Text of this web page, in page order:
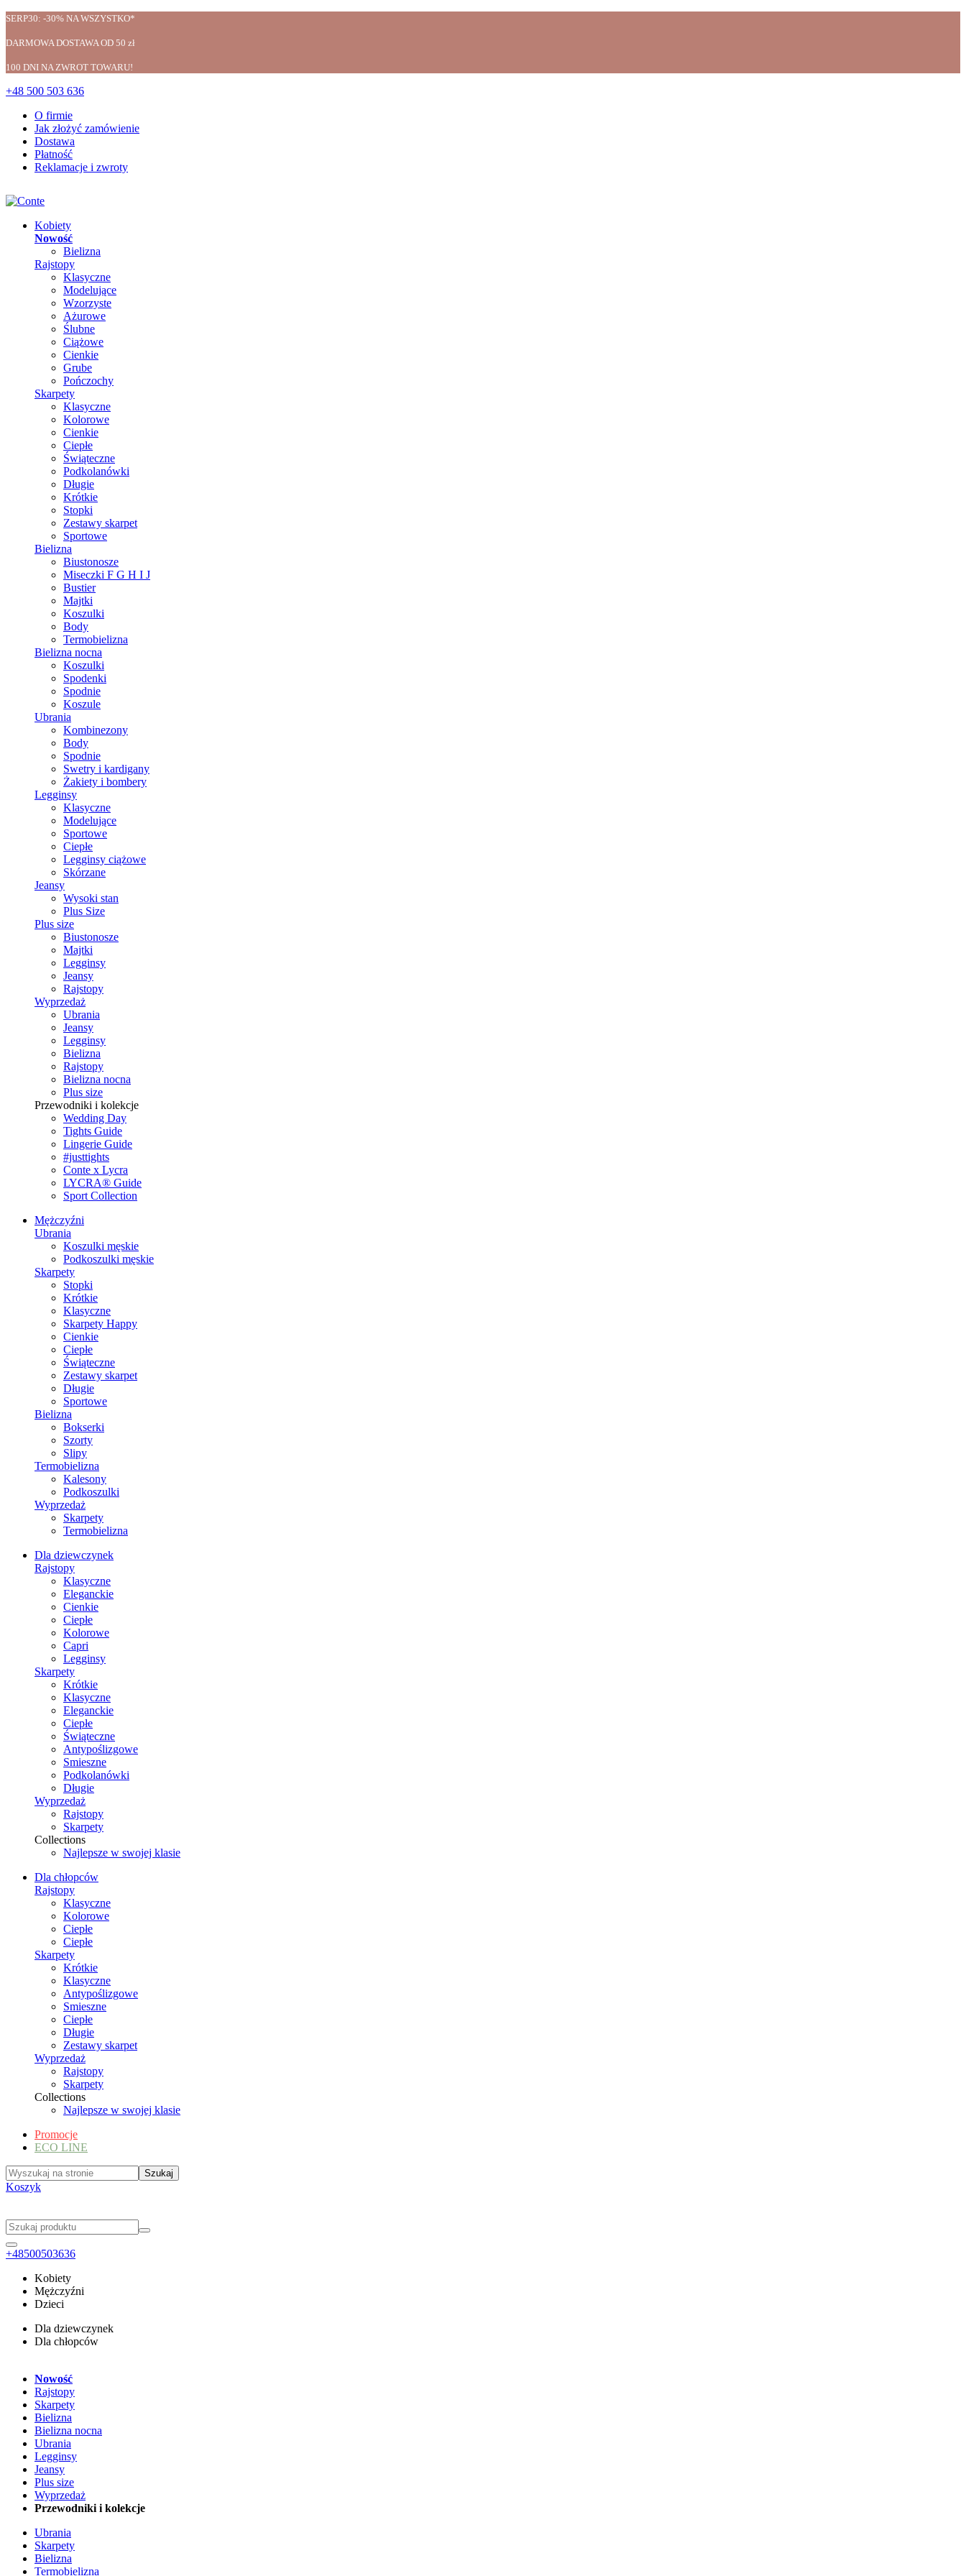
SERP30: -30% NA WSZYSTKO*
DARMOWA DOSTAWA OD 50 zł
100 DNI NA ZWROT TOWARU!
+48 500 503 636
O firmie
Jak złożyć zamówienie
Dostawa
Płatność
Reklamacje i zwroty
Kobiety
Nowość
Bielizna
Rajstopy
Klasyczne
Modelujące
Wzorzyste
Ażurowe
Ślubne
Ciążowe
Cienkie
Grube
Pończochy
Skarpety
Klasyczne
Kolorowe
Cienkie
Ciepłe
Świąteczne
Podkolanówki
Długie
Krótkie
Stopki
Zestawy skarpet
Sportowe
Bielizna
Biustonosze
Miseczki F G H I J
Bustier
Majtki
Koszulki
Body
Termobielizna
Bielizna nocna
Koszulki
Spodenki
Spodnie
Koszule
Ubrania
Kombinezony
Body
Spodnie
Swetry i kardigany
Żakiety i bombery
Legginsy
Klasyczne
Modelujące
Sportowe
Ciepłe
Legginsy ciążowe
Skórzane
Jeansy
Wysoki stan
Plus Size
Plus size
Biustonosze
Majtki
Legginsy
Jeansy
Rajstopy
Wyprzedaż
Ubrania
Jeansy
Legginsy
Bielizna
Rajstopy
Bielizna nocna
Plus size
Przewodniki i kolekcje
Wedding Day
Tights Guide
Lingerie Guide
#justtights
Conte x Lycra
LYCRA® Guide
Sport Сollection
Mężczyźni
Ubrania
Koszulki męskie
Podkoszulki męskie
Skarpety
Stopki
Krótkie
Klasyczne
Skarpety Happy
Cienkie
Ciepłe
Świąteczne
Zestawy skarpet
Długie
Sportowe
Bielizna
Bokserki
Szorty
Slipy
Termobielizna
Kalesony
Podkoszulki
Wyprzedaż
Skarpety
Termobielizna
Dla dziewczynek
Rajstopy
Klasyczne
Eleganckie
Cienkie
Ciepłe
Kolorowe
Capri
Legginsy
Skarpety
Krótkie
Klasyczne
Eleganckie
Ciepłe
Świąteczne
Antypoślizgowe
Smieszne
Podkolanówki
Długie
Wyprzedaż
Rajstopy
Skarpety
Collections
Najlepsze w swojej klasie
Dla chłopców
Rajstopy
Klasyczne
Kolorowe
Ciepłe
Ciepłe
Skarpety
Krótkie
Klasyczne
Antypoślizgowe
Smieszne
Ciepłe
Długie
Zestawy skarpet
Wyprzedaż
Rajstopy
Skarpety
Collections
Najlepsze w swojej klasie
Promocje
ECO LINE
Koszyk
+48500503636
Kobiety
Mężczyźni
Dzieci
Dla dziewczynek
Dla chłopców
Nowość
Rajstopy
Skarpety
Bielizna
Bielizna nocna
Ubrania
Legginsy
Jeansy
Plus size
Wyprzedaż
Przewodniki i kolekcje
Ubrania
Skarpety
Bielizna
Termobielizna